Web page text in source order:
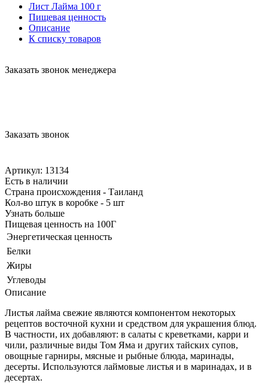
Лист Лайма 100 г
Пищевая ценность
Описание
К списку товаров
Заказать звонок менеджера
Заказать звонок
Артикул: 13134
Есть в наличии
Страна происхождения - Таиланд
Кол-во штук в коробке - 5 шт
Узнать больше
Пищевая ценность на 100Г
Энергетическая ценность
Белки
Жиры
Углеводы
Описание
Листья лайма свежие являются компонентом некоторых
рецептов восточной кухни и средством для украшения блюд.
В частности, их добавляют: в салаты с креветками, карри и
чили, различные виды Том Яма и других тайских супов,
овощные гарниры, мясные и рыбные блюда, маринады,
десерты. Используются лаймовые листья и в маринадах, и в
десертах.